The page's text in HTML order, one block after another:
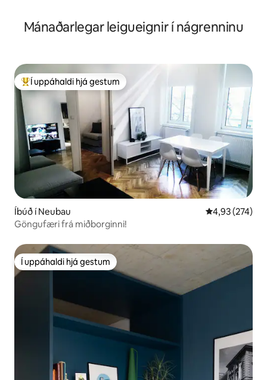
Mánaðarlegar leigueignir í nágrenninu
Í mestu uppáhaldi hjá gestum
Í uppáhaldi hjá gestum
Íbúð í Neubau 4,93 af 5 í
4,93 (274)
Göngufæri frá miðborginni!
Í uppáhaldi hjá gestum
Í uppáhaldi hjá gestum